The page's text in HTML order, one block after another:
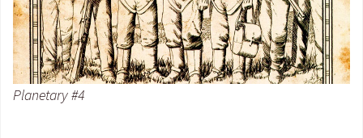
Planetary #4